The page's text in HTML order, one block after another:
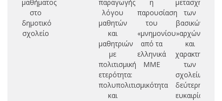
μαθήματος
στο
δημοτικό
σχολείο
παραγωγής
λόγου
μαθητών
και
μαθητριών
με
πολιτισμική
ετερότητα:
πολυπολιτισμικότητα
και
η
παρουσίαση
του
«μνημονίου»
από τα
ελληνικά
ΜΜΕ
των
βασικών
αρχών
και
των
σχολείων
δεύτερης
ευκαιρίας